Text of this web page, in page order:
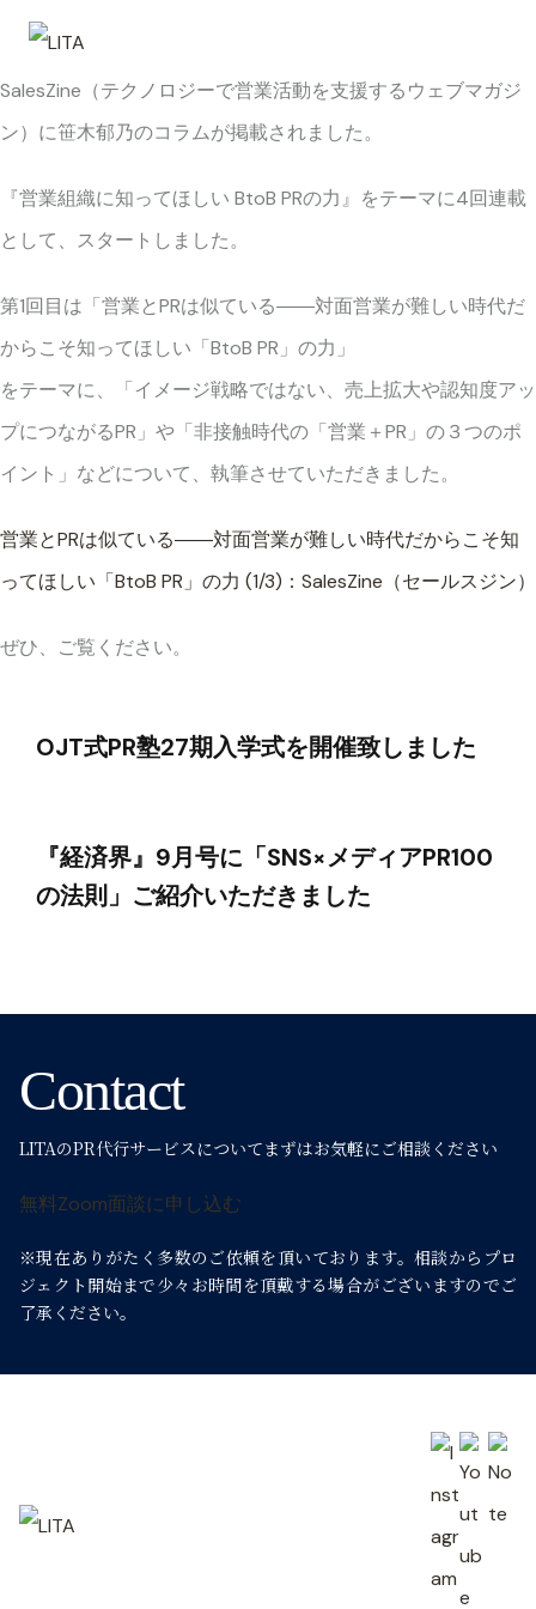
SalesZine（テクノロジーで営業活動を支援するウェブマガジ
ン）に笹木郁乃のコラムが掲載されました。
『営業組織に知ってほしい BtoB PRの力』をテーマに4回連載
として、スタートしました。
第1回目は「営業とPRは似ている――対面営業が難しい時代だ
からこそ知ってほしい「BtoB PR」の力」
をテーマに、「イメージ戦略ではない、売上拡大や認知度アッ
プにつながるPR」や「非接触時代の「営業＋PR」の３つのポ
イント」などについて、執筆させていただきました。
営業とPRは似ている――対面営業が難しい時代だからこそ知
ってほしい「BtoB PR」の力 (1/3)：SalesZine（セールスジン）
ぜひ、ご覧ください。
投
ゲ
ー
シ
ョ
ン
OJT式PR塾27期入学式を開催致しました
『経済界』9月号に「SNS×メディアPR100
の法則」ご紹介いただきました
Contact
LITAのPR代行サービスについてまずはお気軽にご相談ください
無料Zoom面談に申し込む
※現在ありがたく多数のご依頼を頂いております。相談からプロ
ジェクト開始まで少々お時間を頂戴する場合がございますのでご
了承ください。